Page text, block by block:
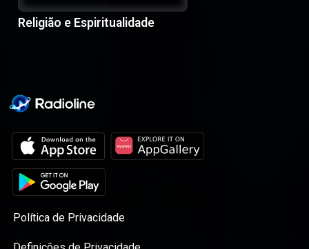
Religião e Espiritualidade
Política de Privacidade